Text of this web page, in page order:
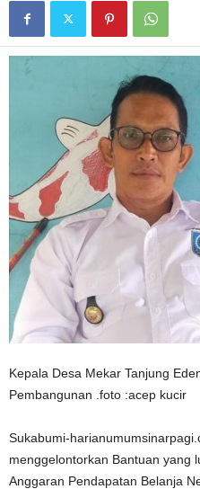
Kepala Desa Mekar Tanjung
Pembangunan .foto :acep kucir
Sukabumi-
menggelontorkan Bantuan yang
Anggaran Pendapatan Belanja